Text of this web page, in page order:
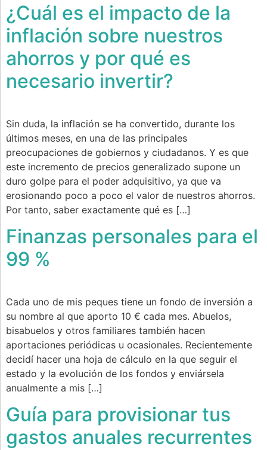
¿Cuál es el impacto de la
inflación sobre nuestros
ahorros y por qué es
necesario invertir?
Sin duda, la inflación se ha convertido, durante los
últimos meses, en una de las principales
preocupaciones de gobiernos y ciudadanos. Y es que
este incremento de precios generalizado supone un
duro golpe para el poder adquisitivo, ya que va
erosionando poco a poco el valor de nuestros ahorros.
Por tanto, saber exactamente qué es […]
Finanzas personales para el
99 %
Cada uno de mis peques tiene un fondo de inversión a
su nombre al que aporto 10 € cada mes. Abuelos,
bisabuelos y otros familiares también hacen
aportaciones periódicas u ocasionales. Recientemente
decidí hacer una hoja de cálculo en la que seguir el
estado y la evolución de los fondos y enviársela
anualmente a mis […]
​​Guía para provisionar tus
gastos anuales recurrentes​